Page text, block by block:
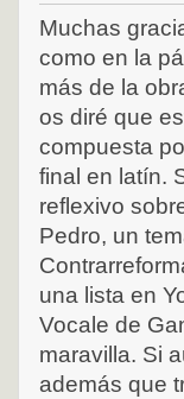
Muchas
como en la
más de la
os diré que
compuesta
final en latín.
reflexivo
Pedro, un
una lista en
Vocale de
maravilla. Si
además que